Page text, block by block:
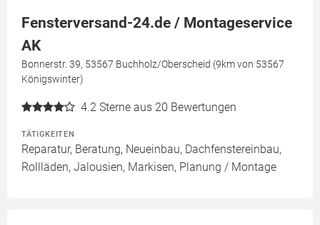
Fensterversand-24.de / Montageservice
AK
Bonnerstr. 39, 53567 Buchholz/Oberscheid (9km von 53567
Königswinter)
4.2 Sterne aus 20 Bewertungen
TÄTIGKEITEN
Reparatur, Beratung, Neueinbau, Dachfenstereinbau,
Rollläden, Jalousien, Markisen, Planung / Montage